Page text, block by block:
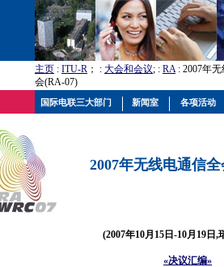
主页 : ITU-R ； : 大会和会议; : RA: 2007年
会(RA-07)
2007年无线电通信
(2007年10月15日-10月19日,
«决议汇编»
国际电联三大部门 新闻室 各项活动